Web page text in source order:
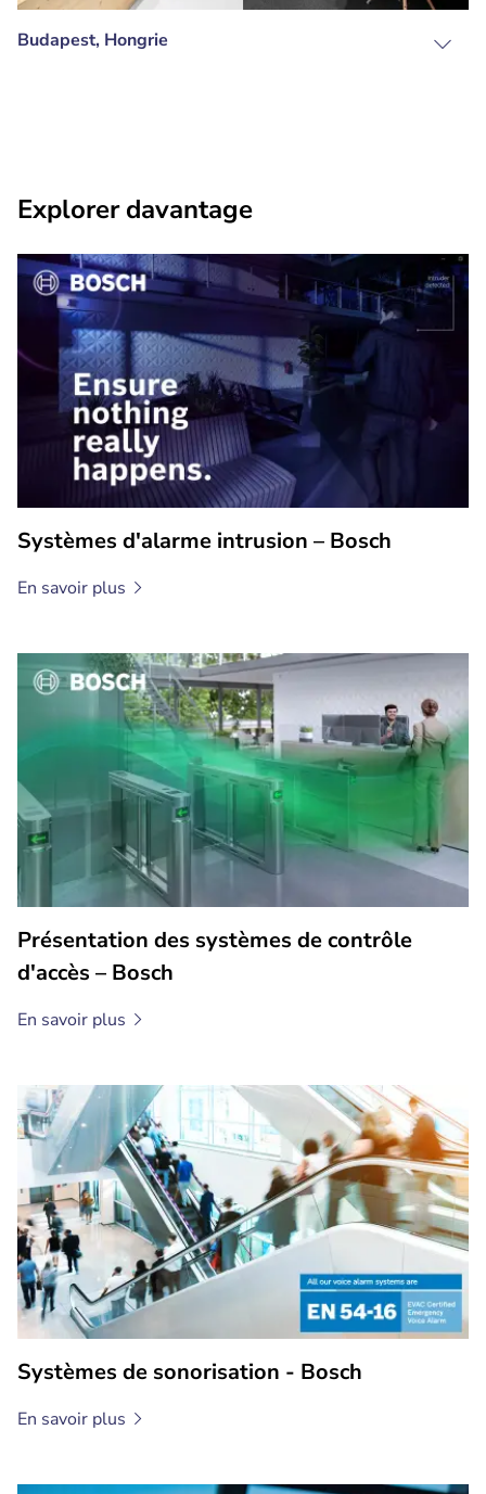
Budapest, Hongrie
Explorer davantage
Systèmes d'alarme intrusion – Bosch
En savoir plus
Présentation des systèmes de contrôle
d'accès – Bosch
En savoir plus
Systèmes de sonorisation - Bosch
En savoir plus